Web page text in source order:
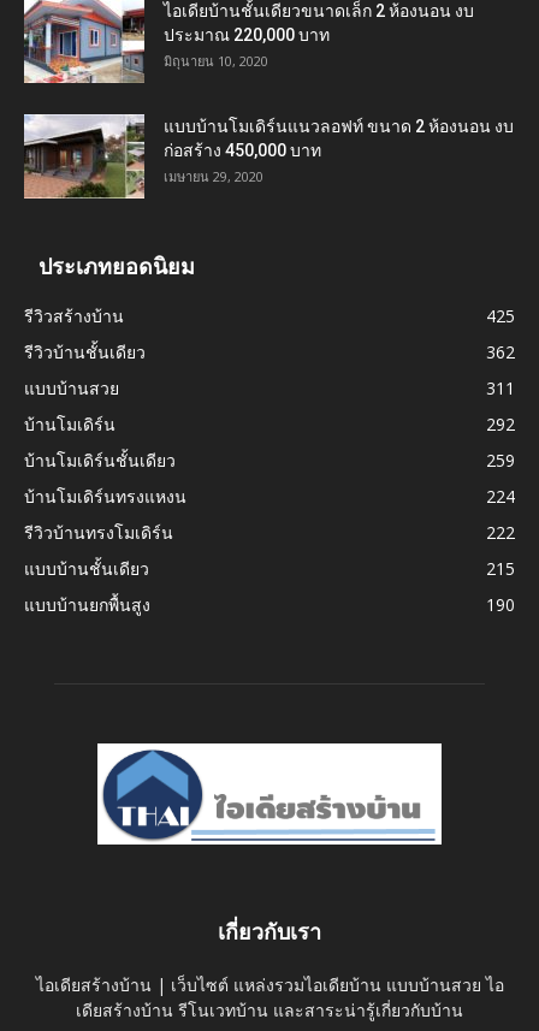
ไอเดียบ้านชั้นเดียวขนาดเล็ก 2 ห้องนอน งบ
ประมาณ 220,000 บาท
มิถุนายน 10, 2020
แบบบ้านโมเดิร์นแนวลอฟท์ ขนาด 2 ห้องนอน งบ
ก่อสร้าง 450,000 บาท
เมษายน 29, 2020
ประเภทยอดนิยม
รีวิวสร้างบ้าน
425
รีวิวบ้านชั้นเดียว
362
แบบบ้านสวย
311
บ้านโมเดิร์น
292
บ้านโมเดิร์นชั้นเดียว
259
บ้านโมเดิร์นทรงแหงน
224
รีวิวบ้านทรงโมเดิร์น
222
แบบบ้านชั้นเดียว
215
แบบบ้านยกพื้นสูง
190
เกี่ยวกับเรา
ไอเดียสร้างบ้าน | เว็บไซต์ แหล่งรวมไอเดียบ้าน แบบบ้านสวย ไอ
เดียสร้างบ้าน รีโนเวทบ้าน และสาระน่ารู้เกี่ยวกับบ้าน